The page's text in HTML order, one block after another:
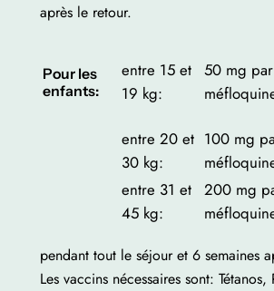
après le retour.
Pour les
enfants:
entre 15 et
19 kg:
50 mg
entre 20 et
30 kg:
100 mg
entre 31 et
45 kg:
200 mg
pendant tout le séjour et 6 semaines
Les vaccins nécessaires sont: Tétanos,